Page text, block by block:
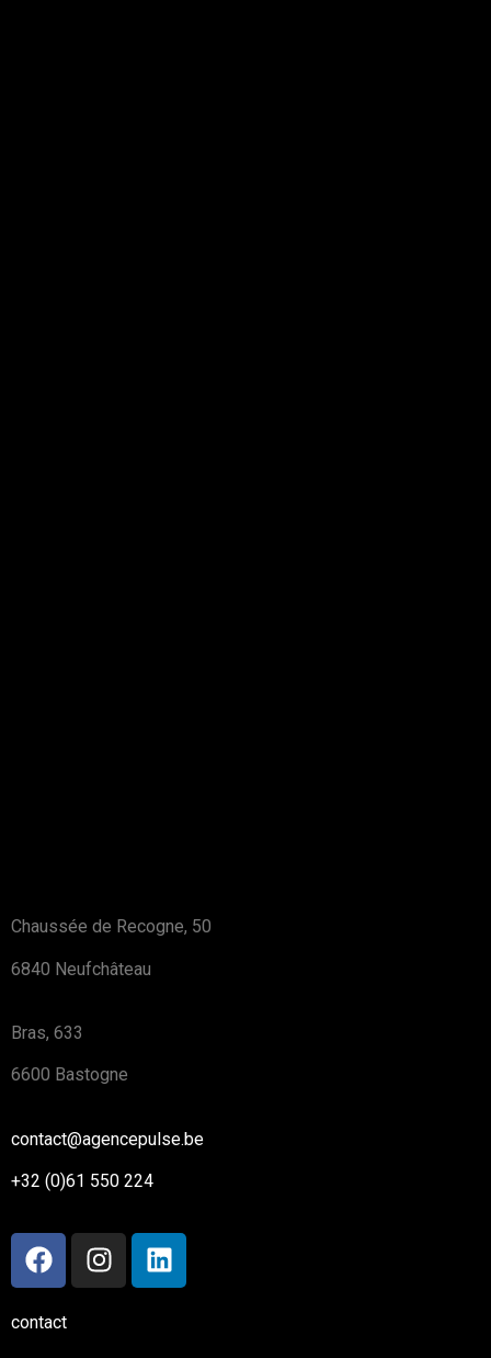
Chaussée de Recogne, 50
6840 Neufchâteau
Bras, 633
6600 Bastogne
contact@agencepulse.be
+32 (0)61 550 224
contact